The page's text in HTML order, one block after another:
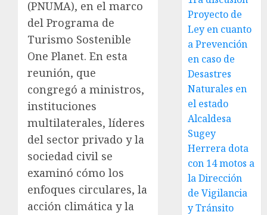
(PNUMA), en el marco
del Programa de
Turismo Sostenible
One Planet. En esta
reunión, que
congregó a ministros,
instituciones
multilaterales, líderes
del sector privado y la
sociedad civil se
examinó cómo los
enfoques circulares, la
acción climática y la
Proyecto de
Ley en cuanto
a Prevención
en caso de
Desastres
Naturales en
el estado
Alcaldesa
Sugey
Herrera dota
con 14 motos a
la Dirección
de Vigilancia
y Tránsito